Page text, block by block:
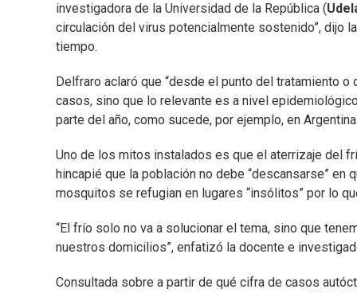
investigadora de la Universidad de la República (
circulación del virus potencialmente sostenido”, dijo
tiempo.
Delfraro aclaró que “desde el punto del tratamiento
casos, sino que lo relevante es a nivel
parte del año, como sucede, por ejemplo, en
Uno de los mitos instalados es que el aterrizaje del
hincapié que la población no debe “descansarse”
mosquitos se refugian en lugares “insólitos” por lo
“El frío solo no va a solucionar el tema, sino que
nuestros domicilios”, enfatizó la docente e
Consultada sobre a partir de qué cifra de casos